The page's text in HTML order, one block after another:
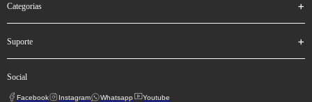
categorias
suporte
social